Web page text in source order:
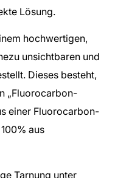
Lösung.
hochwertigen,
unsichtbaren und
Dieses besteht,
„Fluorocarbon-
einer Fluorocarbon-
aus
Tarnung unter